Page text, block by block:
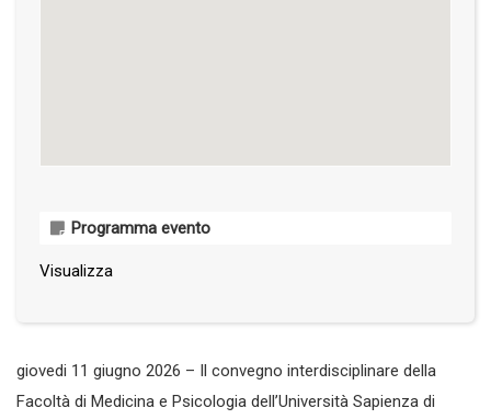
Programma evento
Visualizza
giovedi 11 giugno 2026 – Il convegno interdisciplinare della
Facoltà di Medicina e Psicologia dell’Università Sapienza di